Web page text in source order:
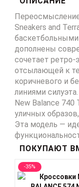
Sneakers and
баскетбольными
дополнены
сочетает ретро-
отсылающей к
коричневого и
линиями силуэта.
New Balance 740
уличных
Эта модель —
ПОКУПАЮТ
-35%